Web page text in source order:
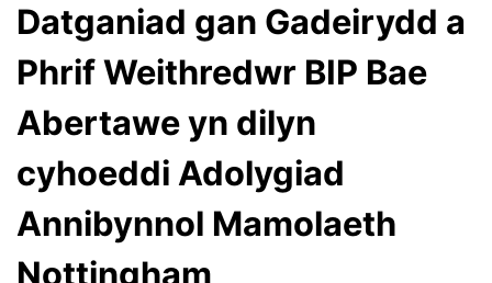
Datganiad gan Gadeirydd a
Phrif Weithredwr BIP Bae
Abertawe yn dilyn
cyhoeddi Adolygiad
Annibynnol Mamolaeth
Nottingham